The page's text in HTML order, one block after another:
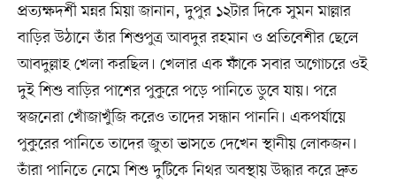
প্রত্যক্ষদর্শী মন্নর মিয়া জানান, দুপুর ১২টার দিকে সুমন মাল্লার
বাড়ির উঠানে তাঁর শিশুপুত্র আবদুর রহমান ও প্রতিবেশীর ছেলে
আবদুল্লাহ খেলা করছিল। খেলার এক ফাঁকে সবার অগোচরে ওই
দুই শিশু বাড়ির পাশের পুকুরে পড়ে পানিতে ডুবে যায়। পরে
স্বজনেরা খোঁজাখুঁজি করেও তাদের সন্ধান পাননি। একপর্যায়ে
পুকুরের পানিতে তাদের জুতা ভাসতে দেখেন স্থানীয় লোকজন।
তাঁরা পানিতে নেমে শিশু দুটিকে নিথর অবস্থায় উদ্ধার করে দ্রুত